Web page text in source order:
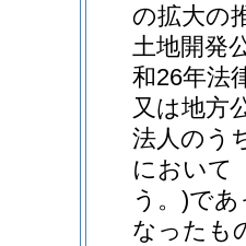
の拡大の
土地開発
和26年法
又は地方
法人のう
において
う。)であ
なったも